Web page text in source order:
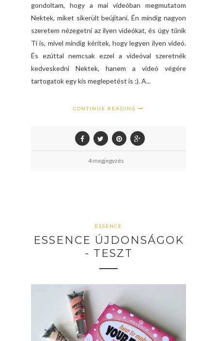
gondoltam, hogy a mai videóban megmutatom
Nektek, miket sikerült beújítani. Én mindig nagyon
szeretem nézegetni az ilyen videókat, és úgy tűnik
Ti is, mivel mindig kéritek, hogy legyen ilyen videó.
És ezúttal nemcsak ezzel a videóval szeretnék
kedveskedni Nektek, hanem a videó végére
tartogatok egy kis meglepetést is ;). A...
CONTINUE READING
4 megjegyzés
ESSENCE
ESSENCE ÚJDONSÁGOK
- TESZT